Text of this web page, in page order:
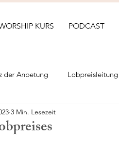
KURS PODCAST
der Anbetung Lobpreisleitung
3 Min. Lesezeit